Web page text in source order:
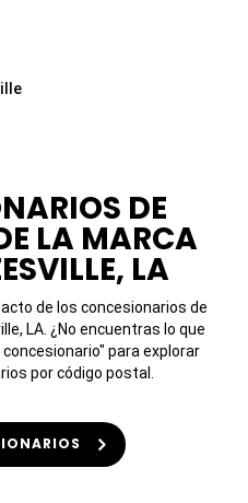
DE
LA MARCA
LA
de los concesionarios de
LA. ¿No encuentras lo que
para explorar
por código postal.